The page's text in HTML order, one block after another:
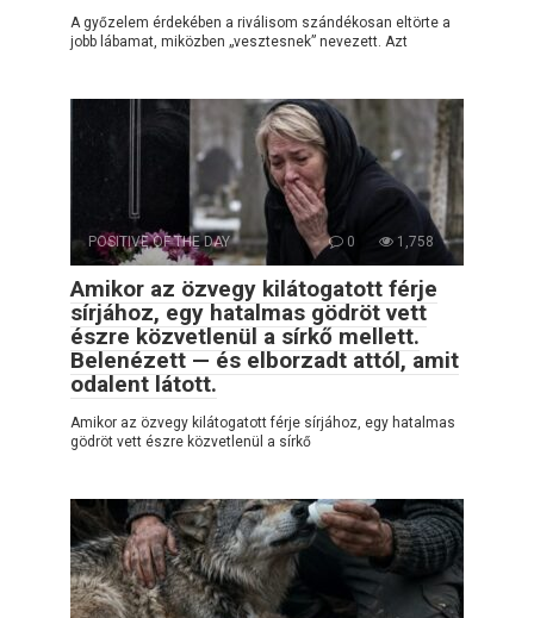
A győzelem érdekében a riválisom szándékosan eltörte a
jobb lábamat, miközben „vesztesnek” nevezett. Azt
POSITIVE OF THE DAY 0 1,758
Amikor az özvegy kilátogatott férje
sírjához, egy hatalmas gödröt vett
észre közvetlenül a sírkő mellett.
Belenézett — és elborzadt attól, amit
odalent látott.
Amikor az özvegy kilátogatott férje sírjához, egy hatalmas
gödröt vett észre közvetlenül a sírkő